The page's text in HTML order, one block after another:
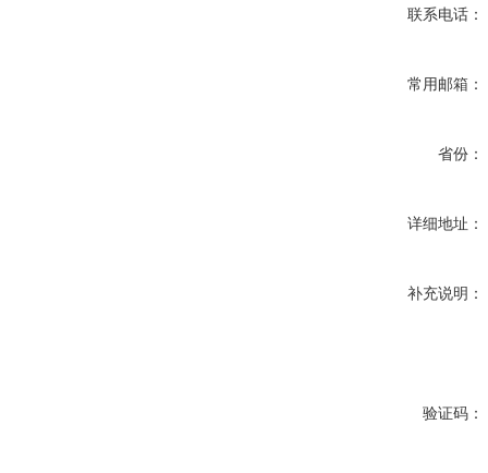
联系电话：
常用邮箱：
省份：
详细地址：
补充说明：
验证码：